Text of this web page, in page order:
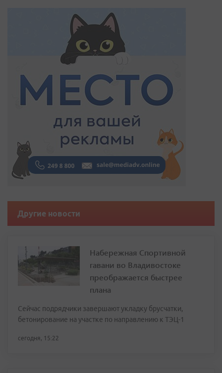
Другие новости
Набережная Спортивной
гавани во Владивостоке
преображается быстрее
плана
Сейчас подрядчики завершают укладку брусчатки,
бетонирование на участке по направлению к ТЭЦ-1
сегодня, 15:22